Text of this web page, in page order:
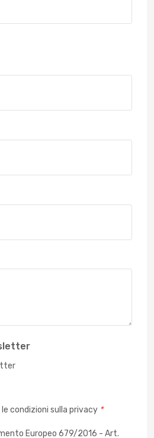
condizioni sulla privacy *
Europeo 679/2016 - Art.